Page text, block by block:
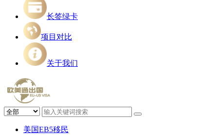
长签绿卡
项目对比
关于我们
美国EB5移民